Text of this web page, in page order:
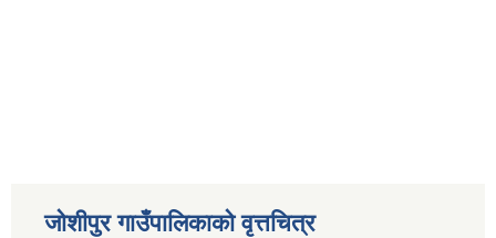
जोशीपुर गाउँपालिकाको वृत्तचित्र